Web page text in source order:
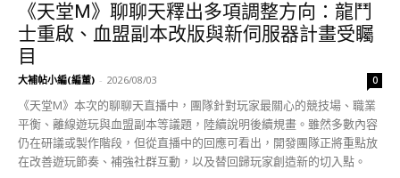
《天堂M》聊聊天釋出多項調整方向：龍鬥
士重啟、血盟副本改版與新伺服器計畫受矚
目
大補帖小編(編董) - 2026/08/03 0
《天堂M》本次的聊聊天直播中，團隊針對玩家最關心的競技場、職業
平衡、離線遊玩與血盟副本等議題，陸續說明後續規畫。雖然多數內容
仍在研議或製作階段，但從直播中的回應可看出，開發團隊正將重點放
在改善遊玩節奏、補強社群互動，以及替回歸玩家創造新的切入點。